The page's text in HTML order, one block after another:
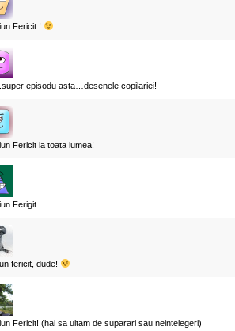
Fericit !
episodu asta…desenele copilariei!
Fericit la toata lumea!
Ferigit.
fericit, dude!
Fericit! (hai sa uitam de suparari sau neintelegeri)